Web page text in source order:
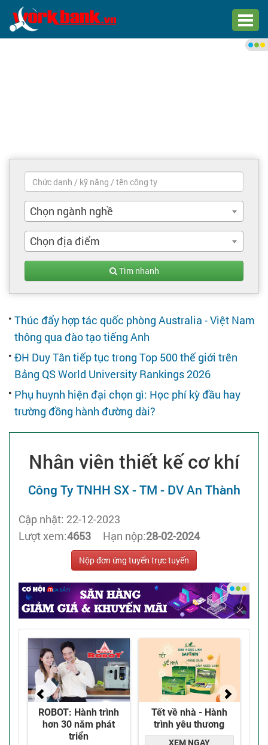
Trang chủ
Việc làm mới nhất
Tìm việc làm
Nhà tuyển dụng
Chọn ngành nghề
Chọn địa điểm
Tìm nhanh
Thúc đẩy hợp tác quốc phòng Australia - Việt Nam
thông qua đào tạo tiếng Anh
ĐH Duy Tân tiếp tục trong Top 500 thế giới trên
Bảng QS World University Rankings 2026
Phụ huynh hiện đại chọn gì: Học phí kỳ đầu hay
trường đồng hành đường dài?
Nhân viên thiết kế cơ khí
Công Ty TNHH SX - TM - DV An Thành
Cập nhật: 22-12-2023
Lượt xem:4653 Hạn nộp:28-02-2024
Nộp đơn ứng tuyển trực tuyến